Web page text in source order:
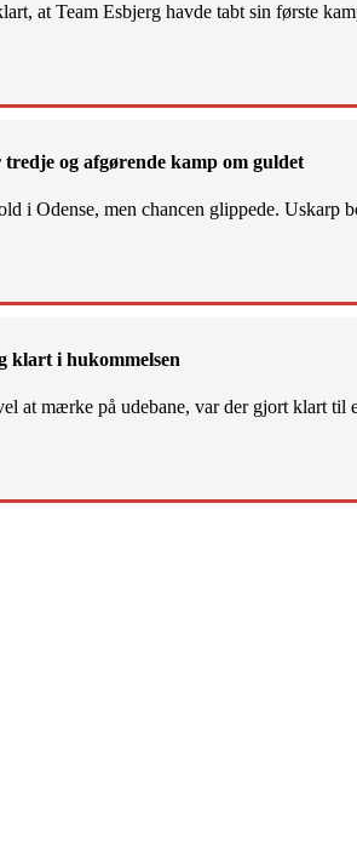
at Team Esbjerg havde tabt sin første
og afgørende kamp om guldet
i Odense, men chancen glippede. Uskarp
klart i hukommelsen
at mærke på udebane, var der gjort klart til